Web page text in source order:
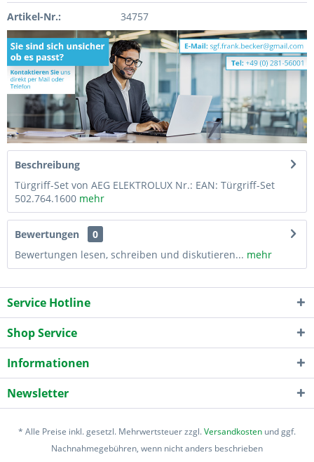
Artikel-Nr.: 34757
Beschreibung
Türgriff-Set von AEG ELEKTROLUX Nr.: EAN: Türgriff-Set
502.764.1600 mehr
Bewertungen
0
Bewertungen lesen, schreiben und diskutieren... mehr
Service Hotline
Shop Service
Informationen
Newsletter
* Alle Preise inkl. gesetzl. Mehrwertsteuer zzgl.Versandkosten und ggf.
Nachnahmegebühren, wenn nicht anders beschrieben